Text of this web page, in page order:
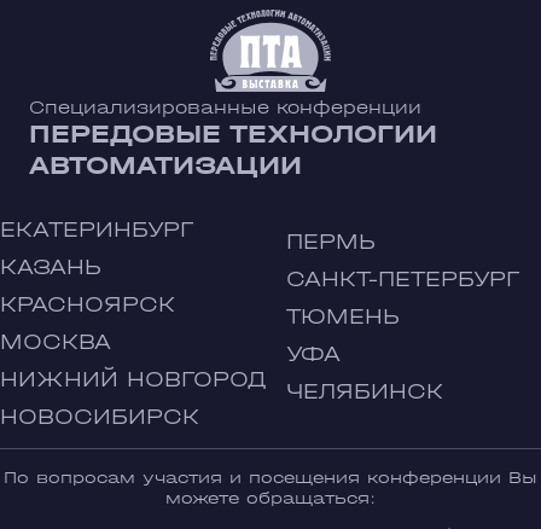
Специализированные конференции
ПЕРЕДОВЫЕ ТЕХНОЛОГИИ
АВТОМАТИЗАЦИИ
ЕКАТЕРИНБУРГ
КАЗАНЬ
КРАСНОЯРСК
МОСКВА
НИЖНИЙ НОВГОРОД
НОВОСИБИРСК
ПЕРМЬ
САНКТ-ПЕТЕРБУРГ
ТЮМЕНЬ
УФА
ЧЕЛЯБИНСК
По вопросам участия и посещения конференции Вы
можете обращаться: